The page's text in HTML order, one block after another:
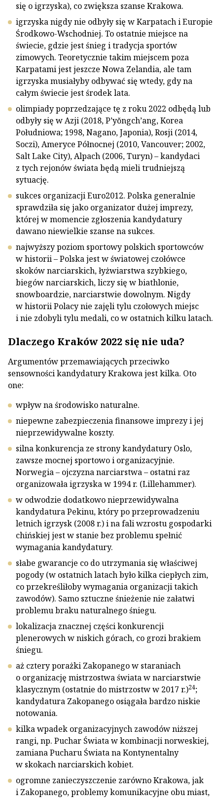
się o igrzyska), co zwiększa szanse Krakowa.
igrzyska nigdy nie odbyły się w Karpatach i Europie
Środkowo-Wschodniej. To ostatnie miejsce na
świecie, gdzie jest śnieg i tradycja sportów
zimowych. Teoretycznie takim miejscem poza
Karpatami jest jeszcze Nowa Zelandia, ale tam
igrzyska musiałyby odbywać się wtedy, gdy na
całym świecie jest środek lata.
olimpiady poprzedzające tę z roku 2022 odbędą lub
odbyły się w Azji (2018, P’yŏngch’ang, Korea
Południowa; 1998, Nagano, Japonia), Rosji (2014,
Soczi), Ameryce Północnej (2010, Vancouver; 2002,
Salt Lake City), Alpach (2006, Turyn) – kandydaci
z tych rejonów świata będą mieli trudniejszą
sytuację.
sukces organizacji Euro2012. Polska generalnie
sprawdziła się jako organizator dużej imprezy,
której w momencie zgłoszenia kandydatury
dawano niewielkie szanse na sukces.
najwyższy poziom sportowy polskich sportowców
w historii – Polska jest w światowej czołówce
skoków narciarskich, łyżwiarstwa szybkiego,
biegów narciarskich, liczy się w biathlonie,
snowboardzie, narciarstwie dowolnym. Nigdy
w historii Polacy nie zajęli tylu czołowych miejsc
i nie zdobyli tylu medali, co w ostatnich kilku latach.
Dlaczego Kraków 2022 się nie uda?
Argumentów przemawiających przeciwko
sensowności kandydatury Krakowa jest kilka. Oto
one:
wpływ na środowisko naturalne.
niepewne zabezpieczenia finansowe imprezy i jej
nieprzewidywalne koszty.
silna konkurencja ze strony kandydatury Oslo,
zawsze mocnej sportowo i organizacyjnie.
Norwegia – ojczyzna narciarstwa – ostatni raz
organizowała igrzyska w 1994 r. (Lillehammer).
w odwodzie dodatkowo nieprzewidywalna
kandydatura Pekinu, który po przeprowadzeniu
letnich igrzysk (2008 r.) i na fali wzrostu gospodarki
chińskiej jest w stanie bez problemu spełnić
wymagania kandydatury.
słabe gwarancje co do utrzymania się właściwej
pogody (w ostatnich latach było kilka ciepłych zim,
co przekreśliłoby wymagania organizacji takich
zawodów). Samo sztuczne śnieżenie nie załatwi
problemu braku naturalnego śniegu.
lokalizacja znacznej części konkurencji
plenerowych w niskich górach, co grozi brakiem
śniegu.
aż cztery porażki Zakopanego w staraniach
o organizację mistrzostwa świata w narciarstwie
klasycznym (ostatnie do mistrzostw w 2017 r.)24;
kandydatura Zakopanego osiągała bardzo niskie
notowania.
kilka wpadek organizacyjnych zawodów niższej
rangi, np. Puchar Świata w kombinacji norweskiej,
zamiana Pucharu Świata na Kontynentalny
w skokach narciarskich kobiet.
ogromne zanieczyszczenie zarówno Krakowa, jak
i Zakopanego, problemy komunikacyjne obu miast,